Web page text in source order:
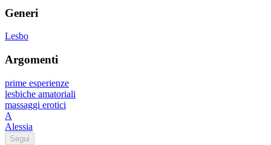
Generi
Lesbo
Argomenti
prime esperienze
lesbiche amatoriali
massaggi erotici
A
Alessia
Segui